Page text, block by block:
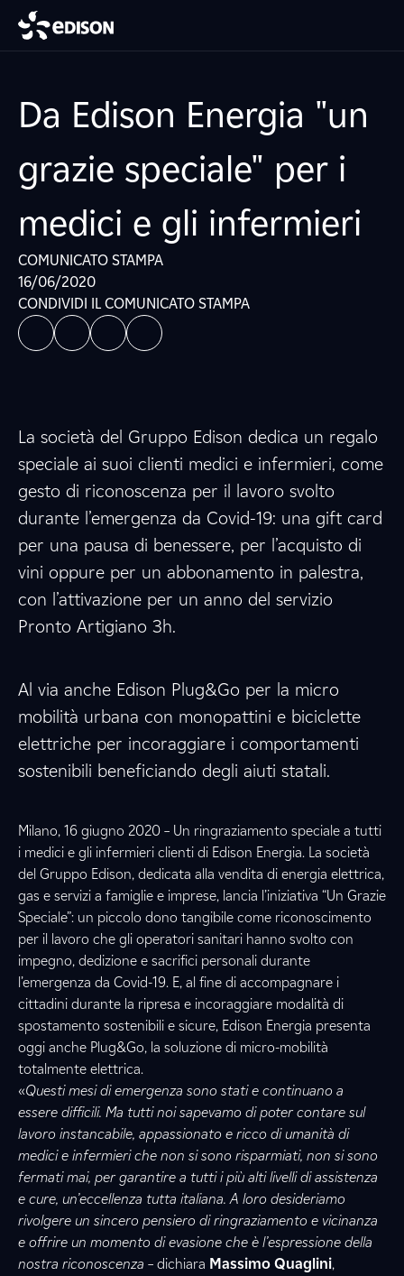
Da Edison Energia "un
grazie speciale" per i
medici e gli infermieri
COMUNICATO STAMPA
16/06/2020
CONDIVIDI IL COMUNICATO STAMPA
La società del Gruppo Edison dedica un regalo
speciale ai suoi clienti medici e infermieri, come
gesto di riconoscenza per il lavoro svolto
durante l’emergenza da Covid-19: una gift card
per una pausa di benessere, per l’acquisto di
vini oppure per un abbonamento in palestra,
con l’attivazione per un anno del servizio
Pronto Artigiano 3h.
Al via anche Edison Plug&Go per la micro
mobilità urbana con monopattini e biciclette
elettriche per incoraggiare i comportamenti
sostenibili beneficiando degli aiuti statali.
Milano, 16 giugno 2020 – Un ringraziamento speciale a tutti
i medici e gli infermieri clienti di Edison Energia. La società
del Gruppo Edison, dedicata alla vendita di energia elettrica,
gas e servizi a famiglie e imprese, lancia l’iniziativa “Un Grazie
Speciale”: un piccolo dono tangibile come riconoscimento
per il lavoro che gli operatori sanitari hanno svolto con
impegno, dedizione e sacrifici personali durante
l’emergenza da Covid-19. E, al fine di accompagnare i
cittadini durante la ripresa e incoraggiare modalità di
spostamento sostenibili e sicure, Edison Energia presenta
oggi anche Plug&Go, la soluzione di micro-mobilità
totalmente elettrica.
«Questi mesi di emergenza sono stati e continuano a
essere difficili. Ma tutti noi sapevamo di poter contare sul
lavoro instancabile, appassionato e ricco di umanità di
medici e infermieri che non si sono risparmiati, non si sono
fermati mai, per garantire a tutti i più alti livelli di assistenza
e cure, un’eccellenza tutta italiana. A loro desideriamo
rivolgere un sincero pensiero di ringraziamento e vicinanza
e offrire un momento di evasione che è l’espressione della
nostra riconoscenza – dichiara Massimo Quaglini,